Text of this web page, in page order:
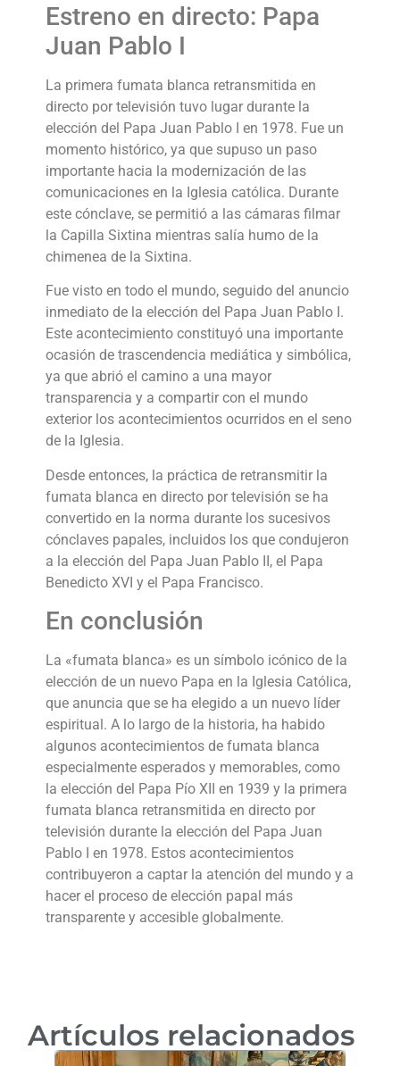
Estreno en directo: Papa
Juan Pablo I
La primera fumata blanca retransmitida en
directo por televisión tuvo lugar durante la
elección del Papa Juan Pablo I en 1978. Fue un
momento histórico, ya que supuso un paso
importante hacia la modernización de las
comunicaciones en la Iglesia católica. Durante
este cónclave, se permitió a las cámaras filmar
la Capilla Sixtina mientras salía humo de la
chimenea de la Sixtina.
Fue visto en todo el mundo, seguido del anuncio
inmediato de la elección del Papa Juan Pablo I.
Este acontecimiento constituyó una importante
ocasión de trascendencia mediática y simbólica,
ya que abrió el camino a una mayor
transparencia y a compartir con el mundo
exterior los acontecimientos ocurridos en el seno
de la Iglesia.
Desde entonces, la práctica de retransmitir la
fumata blanca en directo por televisión se ha
convertido en la norma durante los sucesivos
cónclaves papales, incluidos los que condujeron
a la elección del Papa Juan Pablo II, el Papa
Benedicto XVI y el Papa Francisco.
En conclusión
La «fumata blanca» es un símbolo icónico de la
elección de un nuevo Papa en la Iglesia Católica,
que anuncia que se ha elegido a un nuevo líder
espiritual. A lo largo de la historia, ha habido
algunos acontecimientos de fumata blanca
especialmente esperados y memorables, como
la elección del Papa Pío XII en 1939 y la primera
fumata blanca retransmitida en directo por
televisión durante la elección del Papa Juan
Pablo I en 1978. Estos acontecimientos
contribuyeron a captar la atención del mundo y a
hacer el proceso de elección papal más
transparente y accesible globalmente.
Artículos relacionados